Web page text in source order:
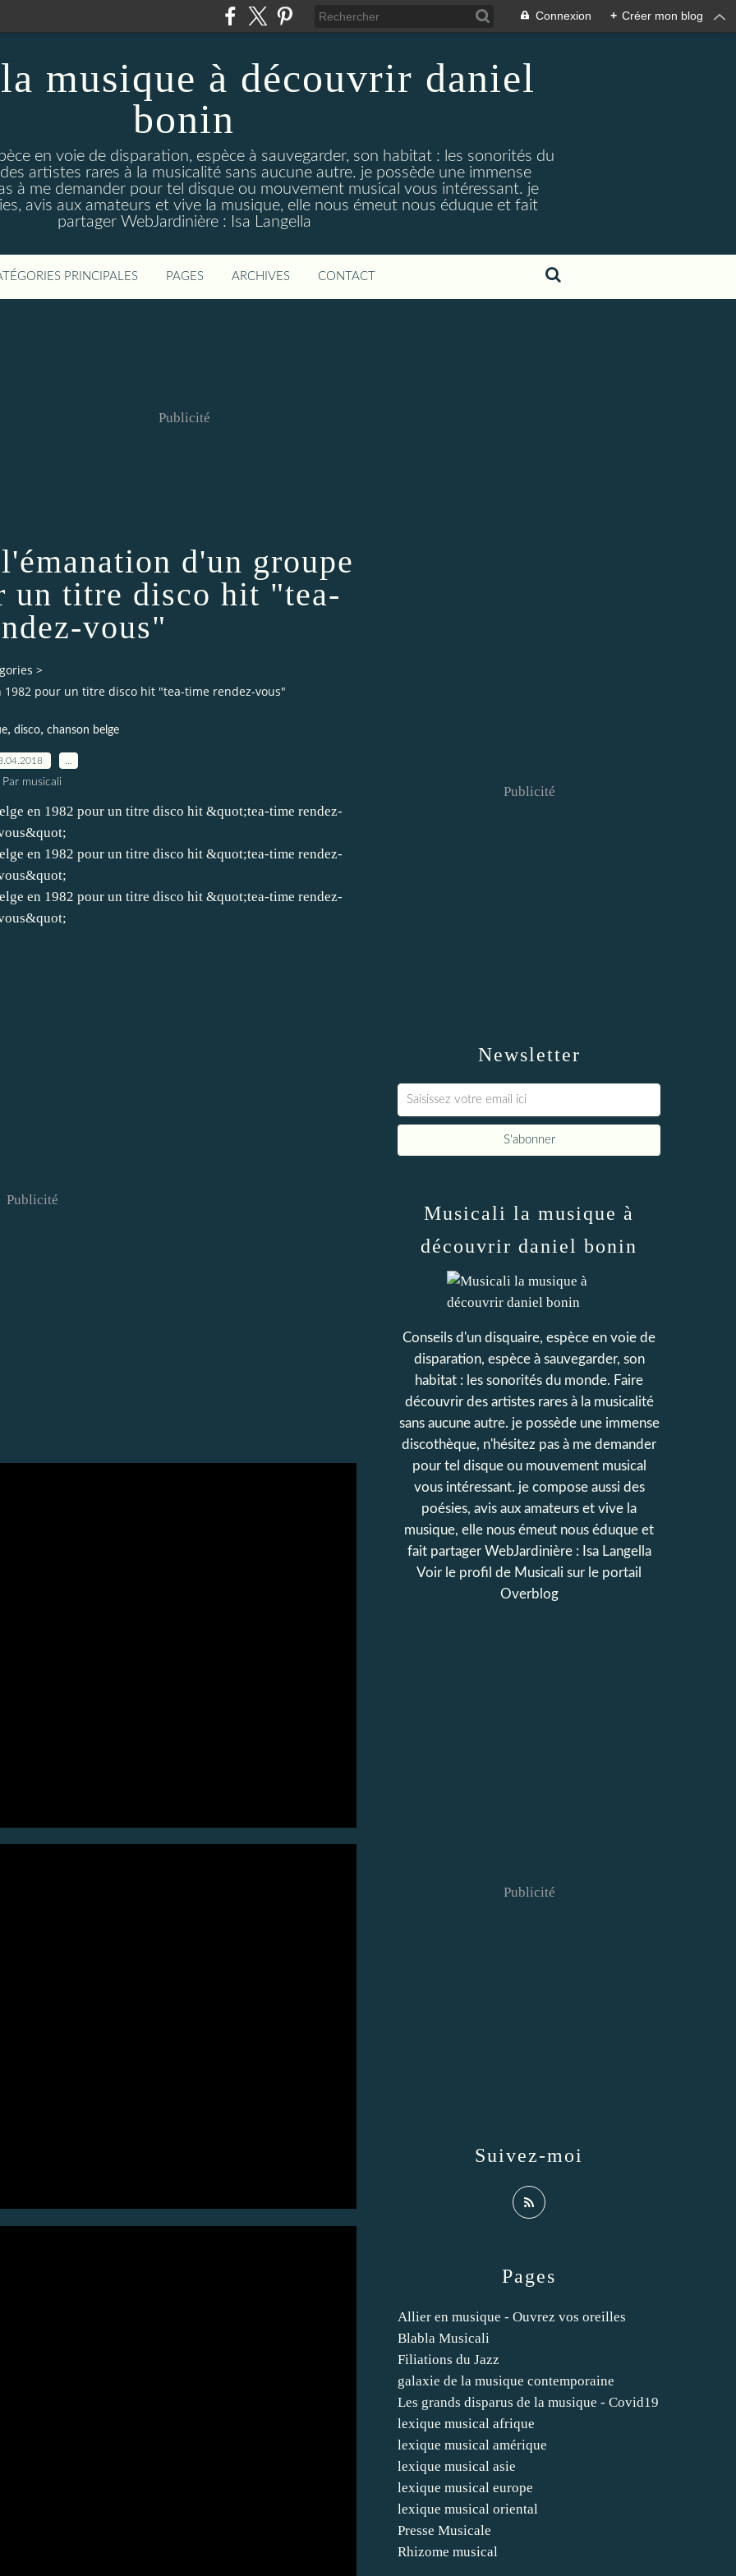
Connexion + Créer mon blog
musique à découvrir daniel
bonin
en voie de disparation, espèce à sauvegarder, son habitat : les sonorités du
artistes rares à la musicalité sans aucune autre. je possède une immense
à me demander pour tel disque ou mouvement musical vous intéressant. je
avis aux amateurs et vive la musique, elle nous émeut nous éduque et fait
partager WebJardinière : Isa Langella
PRINCIPALES PAGES ARCHIVES CONTACT
Publicité
d'un groupe
un titre disco hit "tea-
vous"
>
pour un titre disco hit "tea-time rendez-vous"
, disco, chanson belge
Par musicali
Publicité
Newsletter
Publicité
Pages
Allier en musique - Ouvrez vos oreilles
Blabla Musicali
Filiations du Jazz
galaxie de la musique contemporaine
Les grands disparus de la musique - Covid19
lexique musical afrique
lexique musical amérique
lexique musical asie
lexique musical europe
lexique musical oriental
Presse Musicale
Rhizome musical
Musicali la musique à
découvrir daniel bonin
Conseils d'un disquaire, espèce en voie de
disparation, espèce à sauvegarder, son
habitat : les sonorités du monde. Faire
découvrir des artistes rares à la musicalité
sans aucune autre. je possède une immense
discothèque, n'hésitez pas à me demander
pour tel disque ou mouvement musical
vous intéressant. je compose aussi des
poésies, avis aux amateurs et vive la
musique, elle nous émeut nous éduque et
fait partager WebJardinière : Isa Langella
Voir le profil de Musicali sur le portail
Overblog
Suivez-moi
Publicité